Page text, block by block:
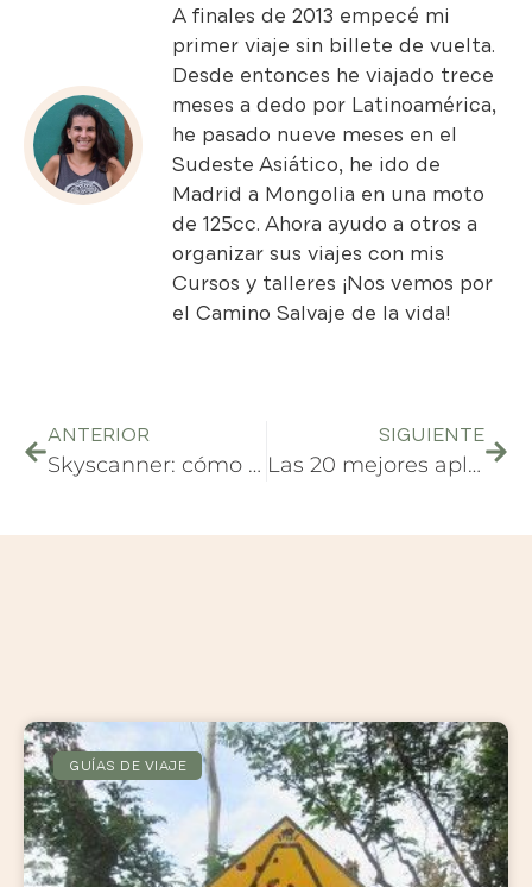
A finales de 2013 empecé mi
primer viaje sin billete de vuelta.
Desde entonces he viajado trece
meses a dedo por Latinoamérica,
he pasado nueve meses en el
Sudeste Asiático, he ido de
Madrid a Mongolia en una moto
de 125cc. Ahora ayudo a otros a
organizar sus viajes con mis
Cursos y talleres ¡Nos vemos por
el Camino Salvaje de la vida!
ANTERIOR
Skyscanner: cómo buscar los vuelos más baratos
SIGUIENTE
Las 20 mejores aplicaciones para viajar
GUÍAS DE VIAJE